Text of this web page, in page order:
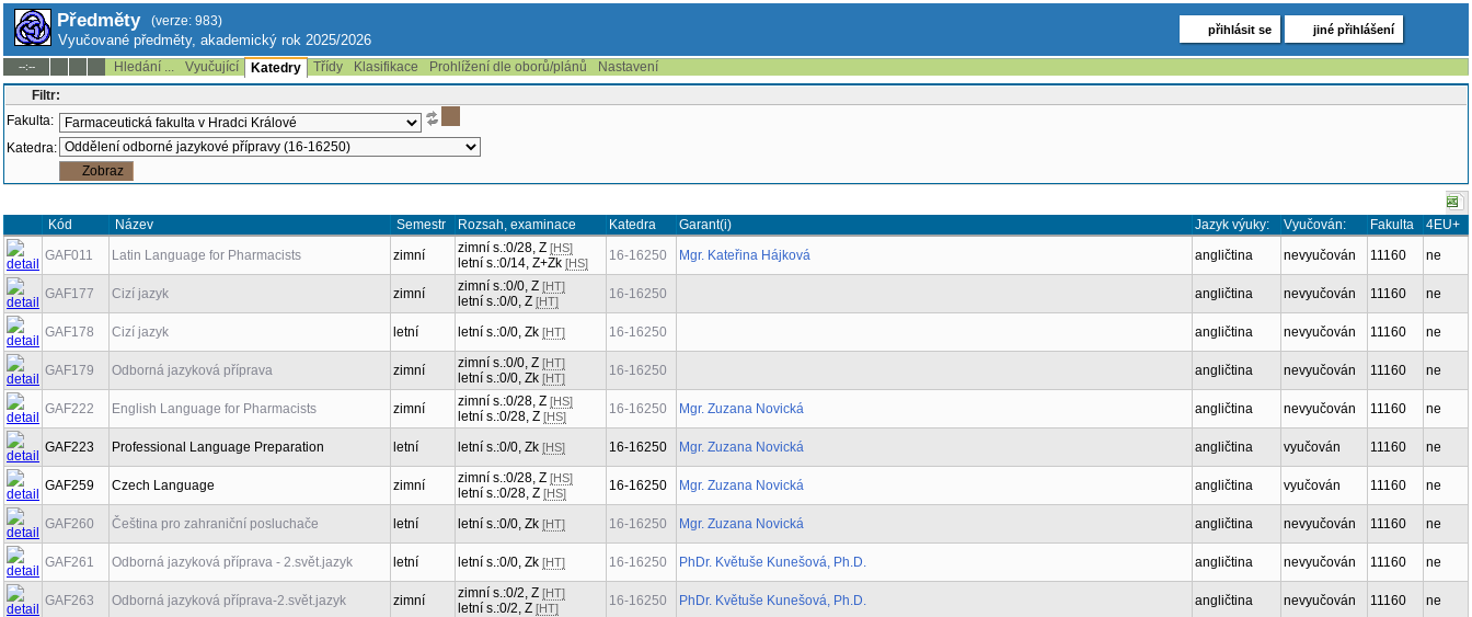
Předměty (verze: 983)
Vyučované předměty, akademický rok 2025/2026
přihlásit se jiné přihlášení
--:-- Hledání ... Vyučující Katedry Třídy Klasifikace Prohlížení dle oborů/plánů
Nastavení
Filtr:
Fakulta:
Katedra:
Kód Název Semestr Rozsah, examinace Katedra Garant(i) Jazyk výuky: Vyučován: Fakulta
4EU+
GAF011
Latin Language for Pharmacists zimní zimní s.:0/28, Z [HS]
letní s.:0/14, Z+Zk [HS] 16-16250 Mgr. Kateřina Hájková angličtina nevyučován 11160 ne
GAF177 Cizí jazyk zimní zimní s.:0/0, Z [HT]
letní s.:0/0, Z [HT] 16-16250 angličtina nevyučován 11160 ne
GAF178 Cizí jazyk letní letní s.:0/0, Zk [HT] 16-16250 angličtina nevyučován 11160 ne
GAF179 Odborná jazyková příprava zimní zimní s.:0/0, Z [HT]
letní s.:0/0, Zk [HT] 16-16250 angličtina nevyučován 11160 ne
GAF222 English Language for Pharmacists zimní zimní s.:0/28, Z [HS]
letní s.:0/28, Z [HS] 16-16250 Mgr. Zuzana Novická angličtina nevyučován 11160 ne
GAF223 Professional Language Preparation letní letní s.:0/0, Zk [HS] 16-16250 Mgr. Zuzana Novická angličtina vyučován 11160 ne
GAF259 Czech Language zimní zimní s.:0/28, Z [HS]
letní s.:0/28, Z [HS] 16-16250 Mgr. Zuzana Novická angličtina vyučován 11160 ne
GAF260 Čeština pro zahraniční posluchače letní letní s.:0/0, Zk [HT] 16-16250 Mgr. Zuzana Novická angličtina nevyučován 11160 ne
GAF261 Odborná jazyková příprava - 2.svět.jazyk letní letní s.:0/0, Zk [HT] 16-16250 PhDr. Květuše Kunešová, Ph.D. angličtina nevyučován 11160 ne
GAF263 Odborná jazyková příprava-2.svět.jazyk zimní zimní s.:0/2, Z [HT]
letní s.:0/2, Z [HT] 16-16250 PhDr. Květuše Kunešová, Ph.D. angličtina nevyučován 11160 ne